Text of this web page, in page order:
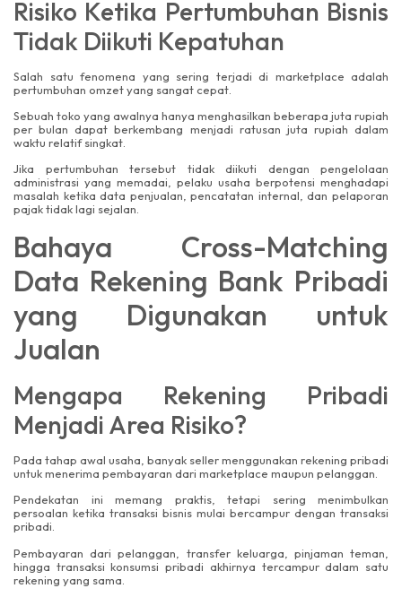
Risiko Ketika Pertumbuhan Bisnis
Tidak Diikuti Kepatuhan
Salah satu fenomena yang sering terjadi di marketplace adalah
pertumbuhan omzet yang sangat cepat.
Sebuah toko yang awalnya hanya menghasilkan beberapa juta rupiah
per bulan dapat berkembang menjadi ratusan juta rupiah dalam
waktu relatif singkat.
Jika pertumbuhan tersebut tidak diikuti dengan pengelolaan
administrasi yang memadai, pelaku usaha berpotensi menghadapi
masalah ketika data penjualan, pencatatan internal, dan pelaporan
pajak tidak lagi sejalan.
Bahaya Cross-Matching
Data Rekening Bank Pribadi
yang Digunakan untuk
Jualan
Mengapa Rekening Pribadi
Menjadi Area Risiko?
Pada tahap awal usaha, banyak seller menggunakan rekening pribadi
untuk menerima pembayaran dari marketplace maupun pelanggan.
Pendekatan ini memang praktis, tetapi sering menimbulkan
persoalan ketika transaksi bisnis mulai bercampur dengan transaksi
pribadi.
Pembayaran dari pelanggan, transfer keluarga, pinjaman teman,
hingga transaksi konsumsi pribadi akhirnya tercampur dalam satu
rekening yang sama.